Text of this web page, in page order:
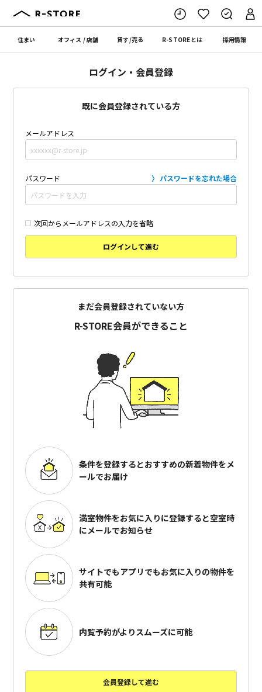
住まい オフィス /店舗 貸す/売る R-STOREとは 採用情報
ログイン・会員登録
既に会員登録されている方
メールアドレス
パスワード パスワードを忘れた場合
次回からメールアドレスの入力を省略
ログインして進む
まだ会員登録されていない方
R-STORE会員ができること
条件を登録するとおすすめの新着物件をメ
ールでお届け
満室物件をお気に入りに登録すると空室時
にメールでお知らせ
サイトでもアプリでもお気に入りの物件を
共有可能
内覧予約がよりスムーズに可能
会員登録して進む